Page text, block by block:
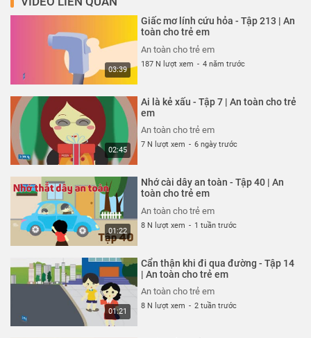
An toàn cho trẻ em
26 N lượt xem
03:23
An toàn cho trẻ em
26 N lượt xem
03:42
An toàn cho trẻ em
26 N lượt xem
03:35
| An toàn cho trẻ em
An toàn cho trẻ em
26 N lượt xem
03:39
Giấc mơ lính cứu hỏa - Tập 213 | An
toàn cho trẻ em
An toàn cho trẻ em
187 N lượt xem - 4 năm trước
02:45
Ai là kẻ xấu - Tập 7 | An toàn cho trẻ
em
An toàn cho trẻ em
7 N lượt xem - 6 ngày trước
01:22
Nhớ cài dây an toàn - Tập 40 | An
toàn cho trẻ em
An toàn cho trẻ em
8 N lượt xem - 1 tuần trước
01:21
Cẩn thận khi đi qua đường - Tập 14
| An toàn cho trẻ em
An toàn cho trẻ em
8 N lượt xem - 2 tuần trước